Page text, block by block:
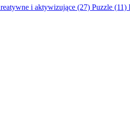
i aktywizujące (27) Puzzle (11)